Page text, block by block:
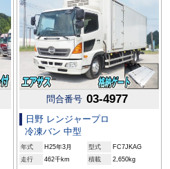
問合番号 03-4977
日野 レンジャープロ
冷凍バン 中型
年式 H25年3月 型式
FC7JKAG
走行
462千km 積載 2,650kg